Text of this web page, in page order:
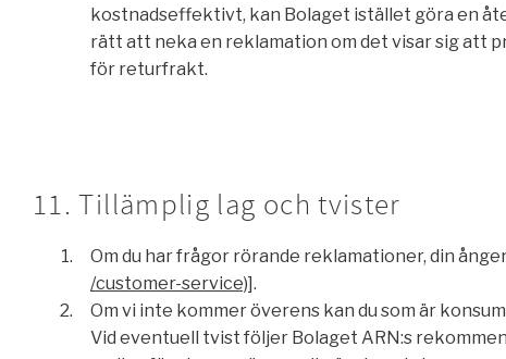
kostnadseffektivt, kan Bolaget istället göra en
rätt att neka en reklamation om det visar sig att
för returfrakt.
11. Tillämplig lag och tvister
Om du har frågor rörande reklamationer, din
/customer-service)].
Om vi inte kommer överens kan du som är
Vid eventuell tvist följer Bolaget ARN:s